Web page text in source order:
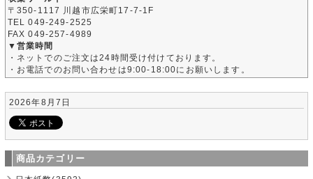
〒350-1117 川越市広栄町17-7-1F
TEL 049-249-2525
FAX 049-257-4989
▼営業時間
・ネットでのご注文は24時間受け付けております。
・お電話でのお問い合わせは9:00-18:00にお願いします。
2026年8月7日
商品カテゴリー